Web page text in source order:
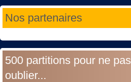
Nos partenaires
500 partitions pour ne pas
oublier...